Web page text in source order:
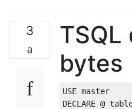
3
TSQL
bytes
USE master
DECLARE @